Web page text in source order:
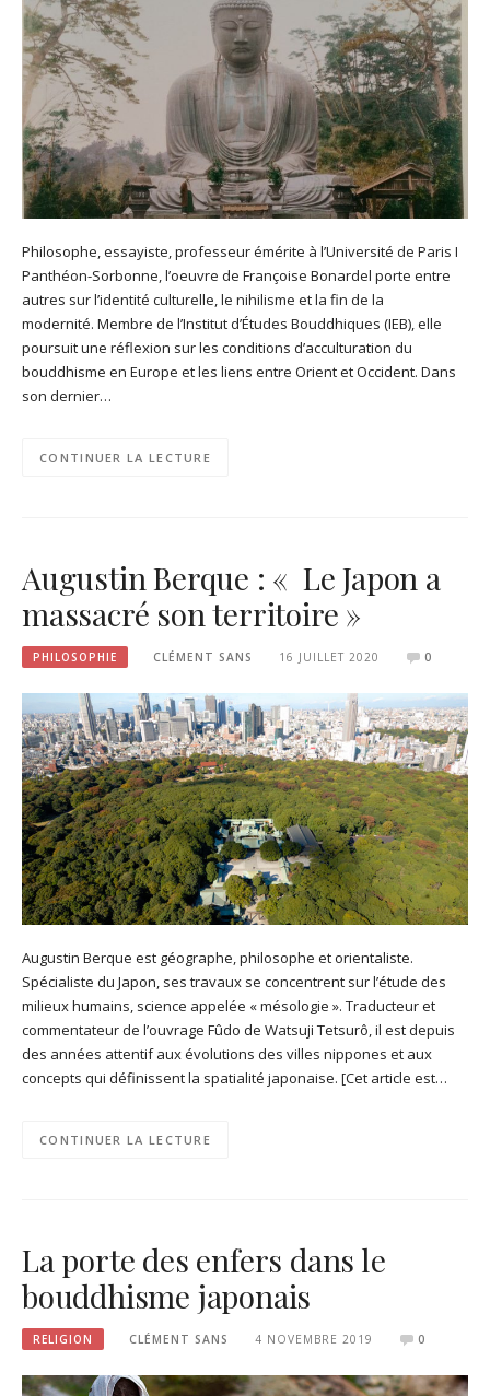
Philosophe, essayiste, professeur émérite à l’Université de Paris I
Panthéon-Sorbonne, l’oeuvre de Françoise Bonardel porte entre
autres sur l’identité culturelle, le nihilisme et la fin de la
modernité. Membre de l’Institut d’Études Bouddhiques (IEB), elle
poursuit une réflexion sur les conditions d’acculturation du
bouddhisme en Europe et les liens entre Orient et Occident. Dans
son dernier…
CONTINUER LA LECTURE
Augustin Berque : « Le Japon a
massacré son territoire »
PHILOSOPHIE CLÉMENT SANS 16 JUILLET 2020 0
Augustin Berque est géographe, philosophe et orientaliste.
Spécialiste du Japon, ses travaux se concentrent sur l’étude des
milieux humains, science appelée « mésologie ». Traducteur et
commentateur de l’ouvrage Fûdo de Watsuji Tetsurô, il est depuis
des années attentif aux évolutions des villes nippones et aux
concepts qui définissent la spatialité japonaise. [Cet article est…
CONTINUER LA LECTURE
La porte des enfers dans le
bouddhisme japonais
RELIGION CLÉMENT SANS 4 NOVEMBRE 2019 0